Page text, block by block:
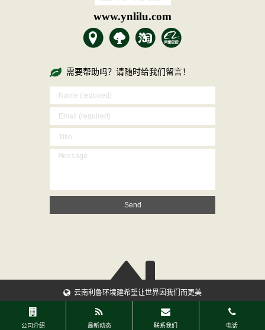
www.ynlilu.com
需要帮助吗？请随时给我们留言！
云南利鲁环境建希望让世界因我们而更美
滇ICP备15004269号-3
©1994-2018 Yunnan Lilu Environmental Construction
公司介绍 最新动态 联系我们 电话